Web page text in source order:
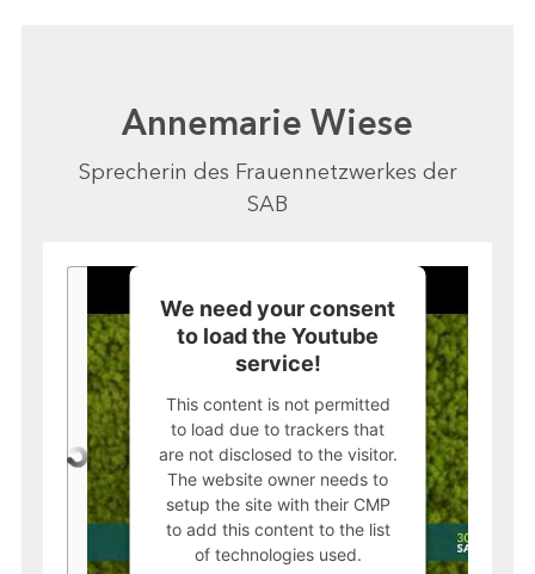
Annemarie Wiese
Sprecherin des Frauennetzwerkes der
SAB
We need your consent
to load the Youtube
service!
This content is not permitted
to load due to trackers that
are not disclosed to the visitor.
The website owner needs to
setup the site with their CMP
to add this content to the list
of technologies used.